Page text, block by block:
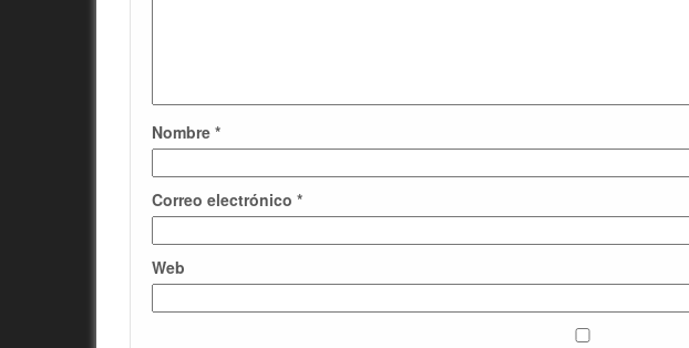
Nombre *
Correo electrónico *
Web